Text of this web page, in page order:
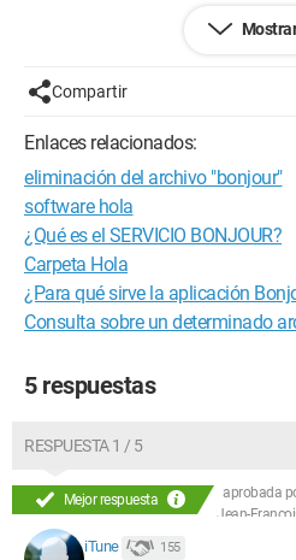
http://fr.wikipedia.org/wiki/
Compartir
Enlaces relacionados:
eliminación del archivo "bonjour"
software hola
¿Qué es el SERVICIO BONJOUR?
Carpeta Hola
¿Para qué sirve la aplicación
Consulta sobre un determinado
5 respuestas
RESPUESTA 1 / 5
Mejor respuesta
aprobada
Jean-
iTune 155